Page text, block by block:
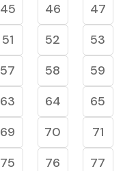
45 46
47
51 52
53
57 58
59
63 64
65
69 70
71
75 76
77